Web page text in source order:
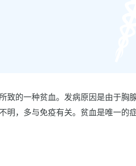
致的一种贫血。发病原因是由于胸
明，多与免疫有关。贫血是唯一的